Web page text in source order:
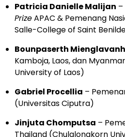
Patricia Danielle Malijan
PrizeAPAC & Pemenang
Salle-College of Saint
Bounpaserth Mienglavanh
Kamboja, Laos, dan
University of Laos)
Gabriel Procellia –
(Universitas Ciputra)
Jinjuta Chomputsa –
Thailand (Chulalongkorn